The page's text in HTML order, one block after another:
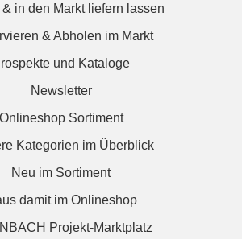
& in den Markt liefern lassen
& Abholen im Markt
und Kataloge
Newsletter
Onlineshop Sortiment
Kategorien im Überblick
Neu im Sortiment
damit im Onlineshop
Projekt-Marktplatz